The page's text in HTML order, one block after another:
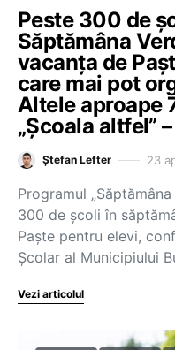
Peste 300 de
Săptămâna
vacanța de
care mai pot
Altele aproape
„Școala altfel”
Ștefan Lefter 23
Programul
300 de școli în
Paște pentru elevi,
Școlar al Municipiului
Vezi articolul